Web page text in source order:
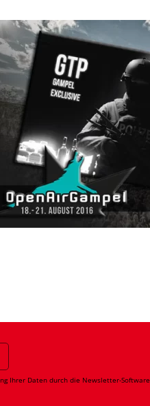
Ihrer Daten durch die Newsletter-Software